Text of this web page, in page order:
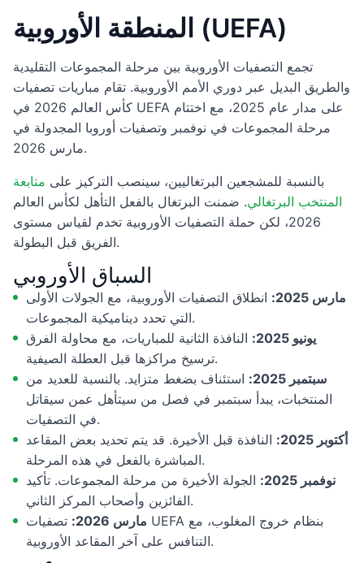
المنطقة الأوروبية (UEFA)
تجمع التصفيات الأوروبية بين مرحلة المجموعات التقليدية
والطريق البديل عبر دوري الأمم الأوروبية. تقام مباريات تصفيات
كأس العالم 2026 في UEFA على مدار عام 2025، مع اختتام
مرحلة المجموعات في نوفمبر وتصفيات أوروبا المجدولة في
مارس 2026.
بالنسبة للمشجعين البرتغاليين، سينصب التركيز على متابعة
المنتخب البرتغالي. ضمنت البرتغال بالفعل التأهل لكأس العالم
2026، لكن حملة التصفيات الأوروبية تخدم لقياس مستوى
الفريق قبل البطولة.
السباق الأوروبي
مارس 2025:
انطلاق التصفيات الأوروبية، مع الجولات الأولى
التي تحدد ديناميكية المجموعات.
يونيو 2025:
النافذة الثانية للمباريات، مع محاولة الفرق
ترسيخ مراكزها قبل العطلة الصيفية.
سبتمبر 2025:
استئناف بضغط متزايد. بالنسبة للعديد من
المنتخبات، يبدأ سبتمبر في فصل من سيتأهل عمن سيقاتل
في التصفيات.
أكتوبر 2025:
النافذة قبل الأخيرة. قد يتم تحديد بعض المقاعد
المباشرة بالفعل في هذه المرحلة.
نوفمبر 2025:
الجولة الأخيرة من مرحلة المجموعات. تأكيد
الفائزين وأصحاب المركز الثاني.
مارس 2026:
تصفيات UEFA بنظام خروج المغلوب، مع
التنافس على آخر المقاعد الأوروبية.